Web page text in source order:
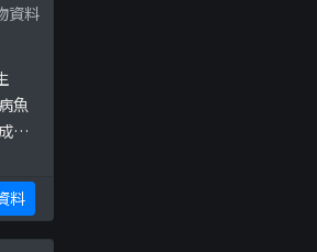
資料
魚
受
料